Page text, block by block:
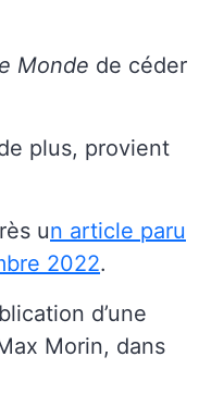
Monde de céder
plus, provient
un article paru
2022.
d’une
Morin, dans